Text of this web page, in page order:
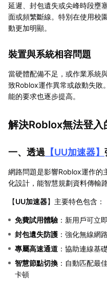
延遲、封包遺失或尖峰時段壅
面或頻繁斷線。特別在使用校
動更加明顯。
裝置與系統相容問題
當硬體配備不足，或作業系統
致Roblox運作異常或啟動失敗
能的要求也逐步提高。
解決Roblox無法登入
一、透過 【UU加速器】
網路問題是影響Roblox運作的
化設計，能智慧規劃資料傳輸
【UU加速器】主要特色包含：
免費試用體驗 ：新用戶可立
封包遺失防護 ：強化無線網
專屬高速通道 ：協助連線基
智慧節點切換 ：自動匹配最
卡頓